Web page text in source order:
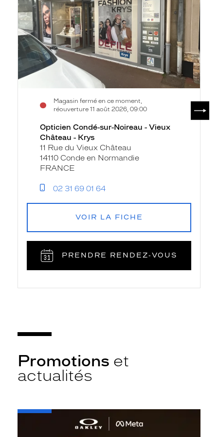
-
Vieux
Château
Krys
Magasin fermé en ce moment,
réouverture 11 août 2026, 09:00
Opticien Condé-sur-Noireau - Vieux
Château - Krys
11 Rue du Vieux Château
14110 Conde en Normandie
FRANCE
02 31 69 01 64
VOIR LA FICHE
PRENDRE RENDEZ‑VOUS
Promotions et
actualités
-